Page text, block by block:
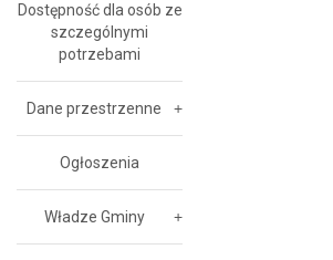
Dostępność dla osób ze
szczególnymi
potrzebami
Dane przestrzenne
Ogłoszenia
Władze Gminy